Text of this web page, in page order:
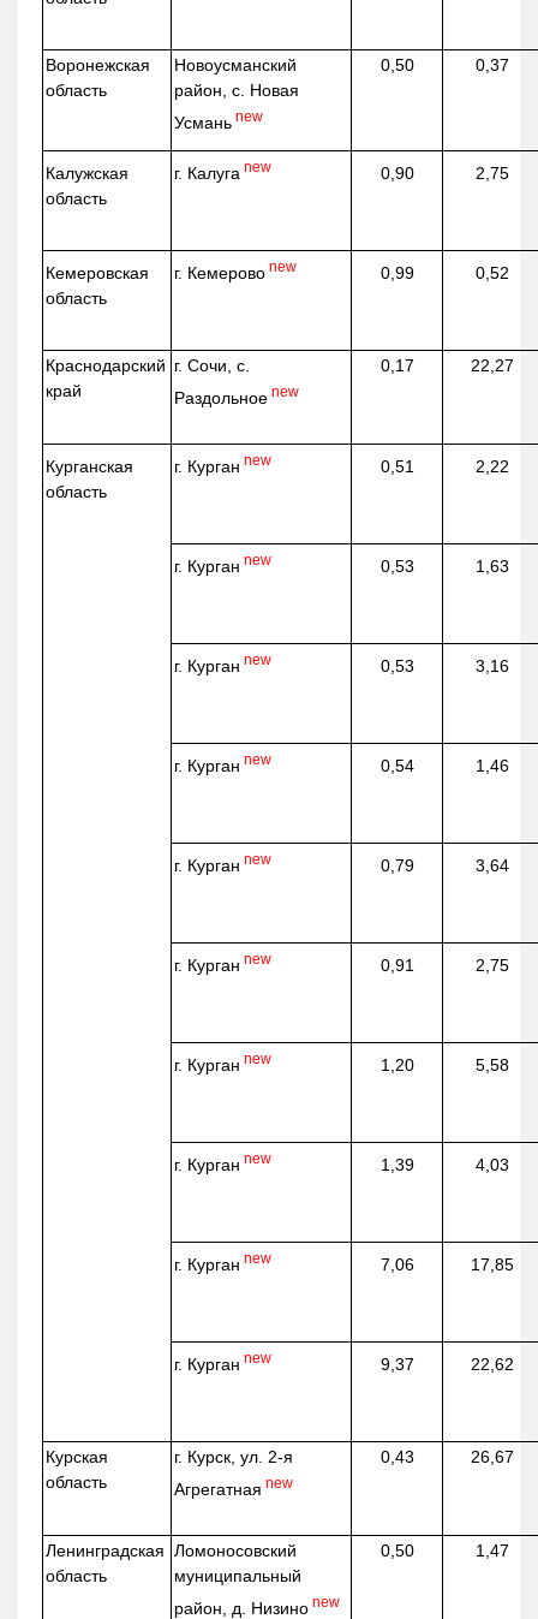
Воронежская
область
Новоусманский
район, с. Новая
Усмань new
0,50 0,37
Калужская
область
г. Калуга new 0,90 2,75
Кемеровская
область
г. Кемерово new 0,99 0,52
Краснодарский
край
г. Сочи, с.
Раздольное new
0,17 22,27
Курганская
область
г. Курган new 0,51 2,22
г. Курган new 0,53 1,63
г. Курган new 0,53 3,16
г. Курган new 0,54 1,46
г. Курган new 0,79 3,64
г. Курган new 0,91 2,75
г. Курган new 1,20 5,58
г. Курган new 1,39 4,03
г. Курган new 7,06 17,85
г. Курган new 9,37 22,62
Курская
область
г. Курск, ул. 2-я
Агрегатная new
0,43 26,67
Ленинградская
область
Ломоносовский
муниципальный
район, д. Низино new
0,50 1,47